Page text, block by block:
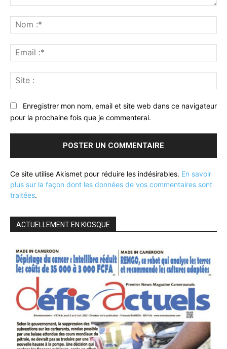
:*
:*
:
Enregistrer mon nom, email et site web dans ce navigateur
pour la prochaine fois que je commenterai.
Ce site utilise Akismet pour réduire les indésirables. En savoir
plus sur la façon dont les données de vos commentaires sont
traitées.
ACTUELLEMENT EN KIOSQUE